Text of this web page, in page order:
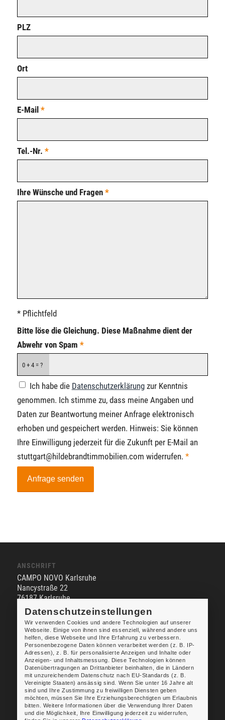
PLZ
Ort
E-Mail *
Tel.-Nr. *
Ihre Wünsche und Fragen *
* Pflichtfeld
0 + 4 = ?
Bitte löse die Gleichung. Diese Maßnahme dient der
Abwehr von Spam *
Ich habe die Datenschutzerklärungzur Kenntnis
genommen. Ich stimme zu, dass meine Angaben und
Daten zur Beantwortung meiner Anfrage elektronisch
erhoben und gespeichert werden. Hinweis: Sie können
Ihre Einwilligung jederzeit für die Zukunft per E-Mail an
stuttgart@hildebrandtimmobilien.com widerrufen. *
ANSCHRIFT
CAMPO NOVO Karlsruhe
Nancystraße 22
76187 Karlsruhe
KONTAKT
Vermietungsbüro Karlsruhe
Telefon:+49 30 . 75 67 81 66
E-Mail
CAMPO NOVO ist eine Marke der
Hildebrandt Immobilien GmbH,
Datenschutzeinstellungen
Wir verwenden Cookies und andere Technologien auf unserer
Webseite. Einige von ihnen sind essenziell, während andere uns
helfen, diese Webseite und Ihre Erfahrung zu verbessern.
Personenbezogene Daten können verarbeitet werden (z. B. IP-
Adressen), z. B. für personalisierte Anzeigen und Inhalte oder
Anzeigen- und Inhaltsmessung. Diese Technologien können
Datenübertragungen an Drittanbieter beinhalten, die in Ländern
mit unzureichendem Datenschutz nach EU-Standards (z. B.
Vereinigte Staaten) ansässig sind. Wenn Sie unter 16 Jahre alt
sind und Ihre Zustimmung zu freiwilligen Diensten geben
möchten, müssen Sie Ihre Erziehungsberechtigten um Erlaubnis
bitten. Weitere Informationen über die Verwendung Ihrer Daten
und die Möglichkeit, Ihre Einwilligung jederzeit zu widerrufen,